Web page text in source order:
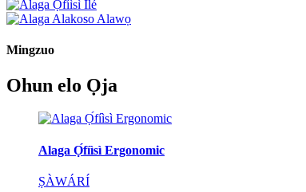
Mingzuo
Ohun elo Ọja
Alaga Ọ́fíìsì Ergonomic
ṢÀWÁRÍ